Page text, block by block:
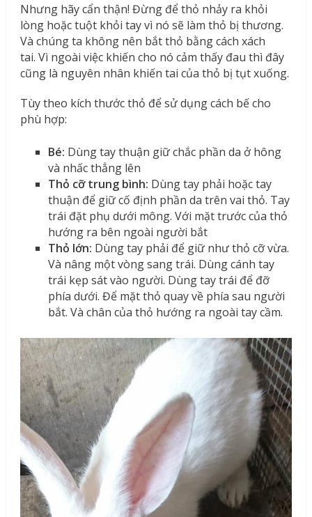
Nhưng hãy cẩn thận! Đừng để thỏ nhảy ra khỏi
lòng hoặc tuột khỏi tay vì nó sẽ làm thỏ bị thương.
Và chúng ta không nên bắt thỏ bằng cách xách
tai. Vì ngoài việc khiến cho nó cảm thấy đau thì đây
cũng là nguyên nhân khiến tai của thỏ bị tụt xuống.
Tùy theo kích thước thỏ để sử dụng cách bế cho
phù hợp:
Bé: Dùng tay thuận giữ chắc phần da ở hông
và nhấc thẳng lên
Thỏ cỡ trung bình: Dùng tay phải hoặc tay
thuận để giữ cố định phần da trên vai thỏ. Tay
trái đặt phụ dưới mông. Với mặt trước của thỏ
hướng ra bên ngoài người bắt
Thỏ lớn: Dùng tay phải để giữ như thỏ cỡ vừa.
Và nâng một vòng sang trái. Dùng cánh tay
trái kẹp sát vào người. Dùng tay trái để đỡ
phía dưới. Để mặt thỏ quay về phía sau người
bắt. Và chân của thỏ hướng ra ngoài tay cầm.